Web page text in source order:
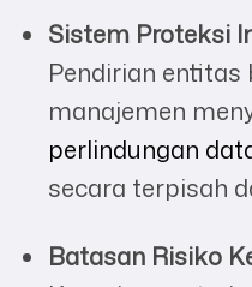
Sistem Proteksi
Pendirian
manajemen
perlindungan
secara terpisah
Batasan Risiko